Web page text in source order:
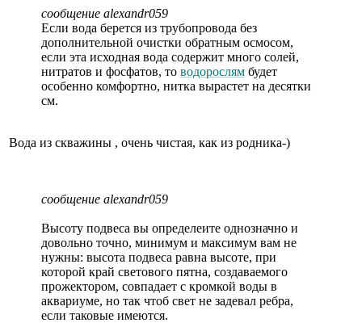
сообщение alexandr059
Если вода берется из трубопровода без
дополнительной очистки обратным осмосом,
если эта исходная вода содержит много солей,
нитратов и фосфатов, то водорослям будет
особенно комфортно, нитка вырастет на десятки
см.
Вода из скважины , очень чистая, как из родника-)
сообщение alexandr059
Высоту подвеса вы определеите однозначно и
довольно точно, минимум и максимум вам не
нужны: высота подвеса равна высоте, при
которой край светового пятна, создаваемого
прожектором, совпадает с кромкой воды в
аквариуме, но так чтоб свет не задевал ребра,
если таковые имеются.